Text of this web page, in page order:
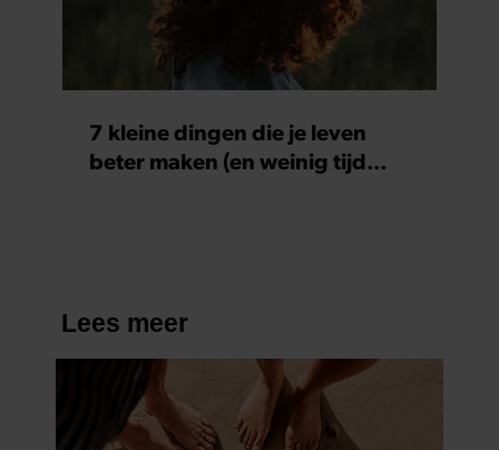
7 kleine dingen die je leven
beter maken (en weinig tijd